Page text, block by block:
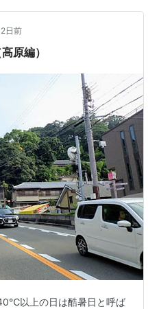
日前
原編）
以上の日は酷暑日と呼ば